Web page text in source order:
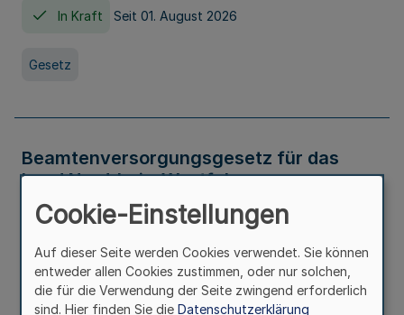
In Kraft Seit 01. August 2026
Gesetz
Beamtenversorgungsgesetz für das
Land Nordrhein-Westfalen
(Landesbeamtenversorgungsgesetz -
LBeamtVG NRW)
In Kraft Seit 01. Juli 2016
Cookie-Einstellungen
Auf dieser Seite werden Cookies verwendet. Sie können
entweder allen Cookies zustimmen, oder nur solchen,
die für die Verwendung der Seite zwingend erforderlich
sind. Hier finden Sie die Datenschutzerklärung